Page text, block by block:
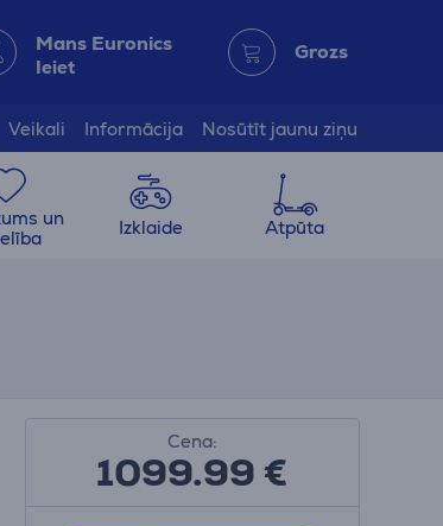
Mans Euronics
Ieiet
Grozs
Veikali Informācija Nosūtīt jaunu ziņu
un
Izklaide Atpūta
Cena:
1099.99€